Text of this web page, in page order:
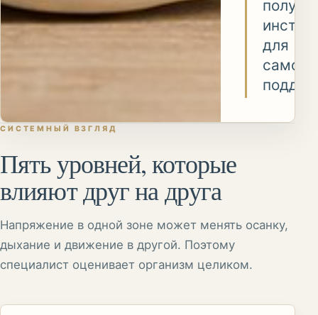
для
СИСТЕМНЫЙ ВЗГЛЯД
Пять уровней, которые
влияют друг на друга
Напряжение в одной зоне может менять осанку,
дыхание и движение в другой. Поэтому
специалист оценивает организм целиком.